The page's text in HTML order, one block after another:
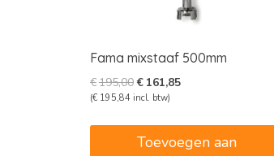
Fama mixstaaf 500mm
€195,00Oorspronkelijke
prijs
€ 161,85Huidige
(€ 195,84 incl. btw)
Toevoegen aan